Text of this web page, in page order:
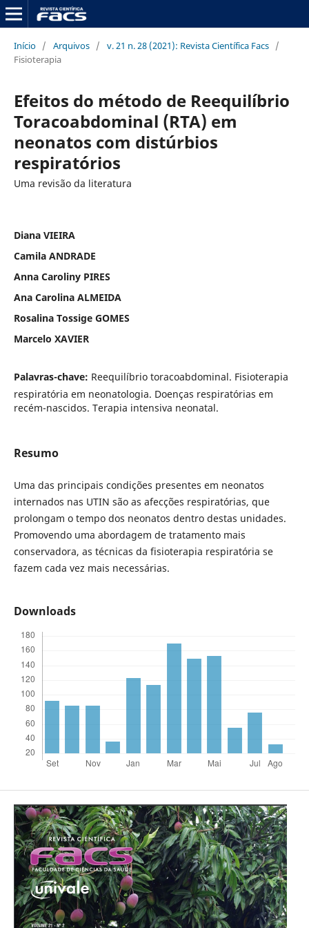
Início / Arquivos / v. 21 n. 28 (2021): Revista Científica Facs /
Fisioterapia
Efeitos do método de Reequilíbrio
Toracoabdominal (RTA) em
neonatos com distúrbios
respiratórios
Uma revisão da literatura
Diana VIEIRA
Camila ANDRADE
Anna Caroliny PIRES
Ana Carolina ALMEIDA
Rosalina Tossige GOMES
Marcelo XAVIER
Palavras-chave: Reequilíbrio toracoabdominal. Fisioterapia
respiratória em neonatologia. Doenças respiratórias em
recém-nascidos. Terapia intensiva neonatal.
Resumo
Uma das principais condições presentes em neonatos
internados nas UTIN são as afecções respiratórias, que
prolongam o tempo dos neonatos dentro destas unidades.
Promovendo uma abordagem de tratamento mais
conservadora, as técnicas da fisioterapia respiratória se
fazem cada vez mais necessárias.
Downloads